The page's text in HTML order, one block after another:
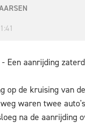
- Een aanrijding
op de kruising van
waren twee
na de aanrijding